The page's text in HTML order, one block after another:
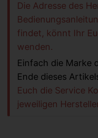
Die Adresse des
findet, könnt Ihr
wenden.
Einfach die Marke
Ende dieses
Euch die Service
jeweiligen